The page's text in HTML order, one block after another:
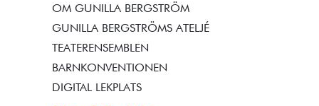
OM GUNILLA BERGSTRÖM
GUNILLA BERGSTRÖMS ATELJÉ
TEATERENSEMBLEN
BARNKONVENTIONEN
DIGITAL LEKPLATS